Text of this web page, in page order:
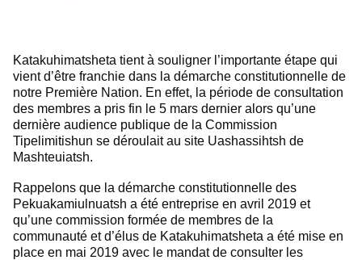
Katakuhimatsheta tient à souligner l’importante étape qui
vient d’être franchie dans la démarche constitutionnelle de
notre Première Nation. En effet, la période de consultation
des membres a pris fin le 5 mars dernier alors qu’une
dernière audience publique de la Commission
Tipelimitishun se déroulait au site Uashassihtsh de
Mashteuiatsh.
Rappelons que la démarche constitutionnelle des
Pekuakamiulnuatsh a été entreprise en avril 2019 et
qu’une commission formée de membres de la
communauté et d’élus de Katakuhimatsheta a été mise en
place en mai 2019 avec le mandat de consulter les